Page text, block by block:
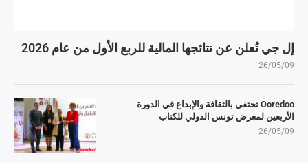
إل جي تُعلن عن نتائجها المالية للربع الأول من عام 2026
26/05/09
Ooredoo تحتفي بالثقافة والإبداع في الدورة
الأربعين لمعرض تونس الدولي للكتاب
26/05/09